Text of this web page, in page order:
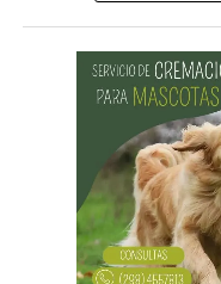
Desde Vialidad
próximas semanas,
reforzado con dos